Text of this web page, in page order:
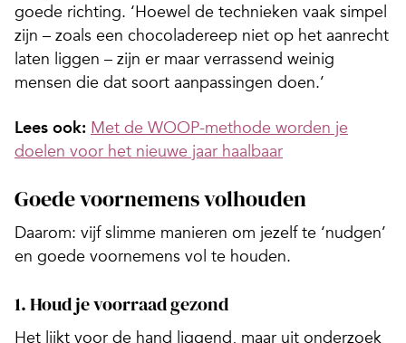
goede richting. ‘Hoewel de technieken vaak simpel
zijn – zoals een chocoladereep niet op het aanrecht
laten liggen – zijn er maar verrassend weinig
mensen die dat soort aanpassingen doen.’
Lees ook: Met de WOOP-methode worden je
doelen voor het nieuwe jaar haalbaar
Goede voornemens volhouden
Daarom: vijf slimme manieren om jezelf te ‘nudgen’
en goede voornemens vol te houden.
1. Houd je voorraad gezond
Het lijkt voor de hand liggend, maar uit onderzoek